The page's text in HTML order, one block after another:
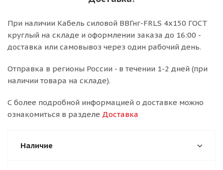
При наличии Кабель силовой ВВГнг-FRLS 4х150 ГОСТ
круглый на складе и оформлении заказа до 16:00 -
доставка или самовывоз через один рабочий день.
Отправка в регионы России - в течении 1-2 дней (при
наличии товара на складе).
С более подробной информацией о доставке можно
ознакомиться в разделе Доставка
Наличие